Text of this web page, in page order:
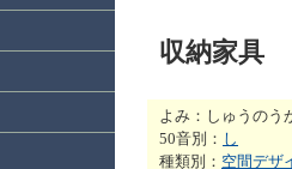
収納家具
よみ：しゅうのう
50音別： し
種類別： 空間デザ